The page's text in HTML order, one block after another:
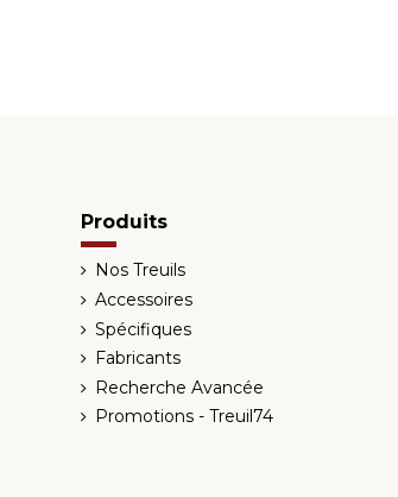
Produits
Nos Treuils
Accessoires
Spécifiques
Fabricants
Recherche Avancée
Promotions - Treuil74